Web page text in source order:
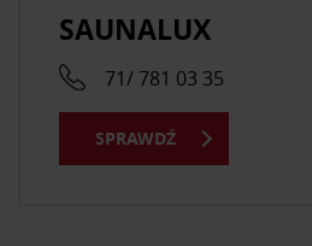
SAUNALUX
71/ 781 03 35
SPRAWDŹ